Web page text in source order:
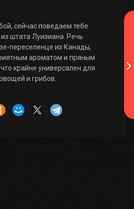
сейчас поведаем тебе
штата Луизиана. Речь
переселенце из Канады,
ароматом и пряным
крайне универсален для
и грибов.